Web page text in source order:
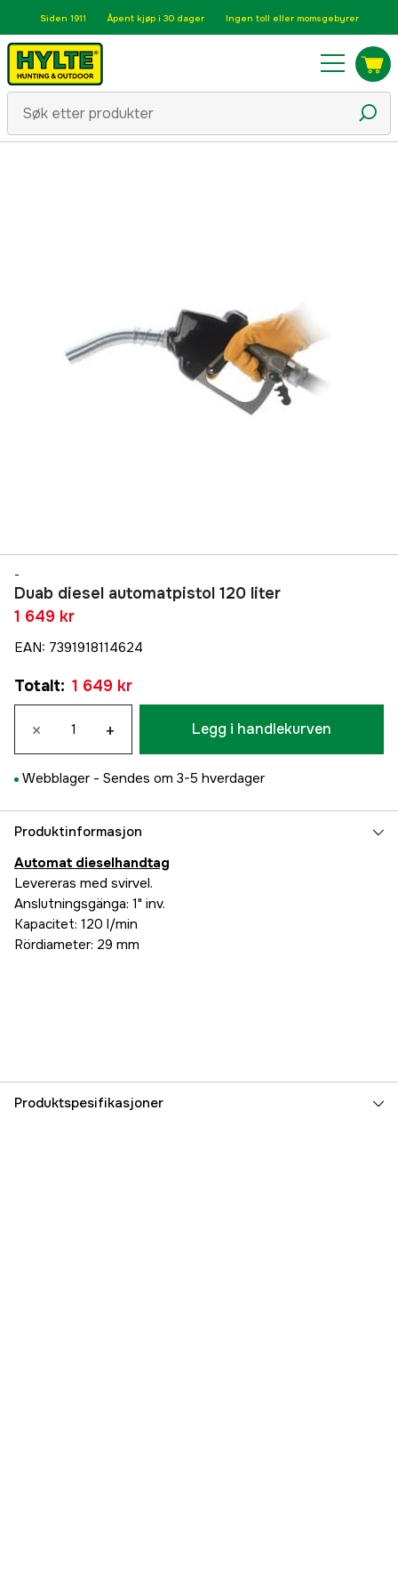
Siden 1911 Åpent kjøp i 30 dager Ingen toll eller momsgebyrer
-
Duab diesel automatpistol 120 liter
1 649 kr
EAN: 7391918114624
Totalt: 1 649 kr
× + Legg i handlekurven
Webblager - Sendes om 3-5 hverdager
Produktinformasjon
Automat dieselhandtag
Levereras med svirvel.
Anslutningsgänga: 1" inv.
Kapacitet: 120 l/min
Rördiameter: 29 mm
Produktspesifikasjoner